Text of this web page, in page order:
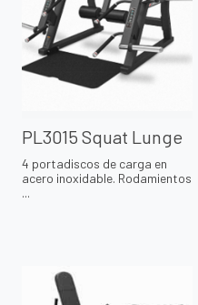
PL3015 Squat Lunge
4 portadiscos de carga en
acero inoxidable. Rodamientos
...